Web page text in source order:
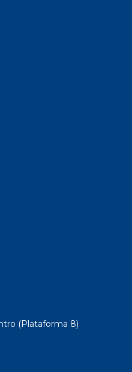
(Plataforma 8)